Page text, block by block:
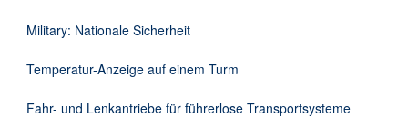
Military: Nationale Sicherheit
Temperatur-Anzeige auf einem Turm
Fahr- und Lenkantriebe für führerlose Transportsysteme